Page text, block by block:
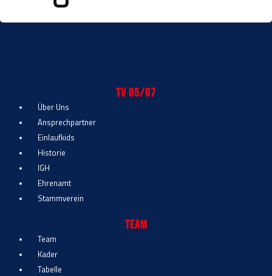
TV 05/07
Über Uns
Ansprechpartner
Einlaufkids
Historie
IGH
Ehrenamt
Stammverein
Team
Team
Kader
Tabelle